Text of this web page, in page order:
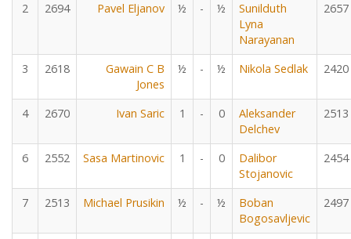
2 2694 Pavel Eljanov ½ - ½
Sunilduth
Lyna
Narayanan
2657
3 2618
Gawain C B
Jones
½ - ½ Nikola Sedlak 2420
4 2670 Ivan Saric 1 - 0
Aleksander
Delchev
2513
6 2552 Sasa Martinovic 1 - 0
Dalibor
Stojanovic
2454
7 2513 Michael Prusikin ½ - ½
Boban
Bogosavljevic
2497